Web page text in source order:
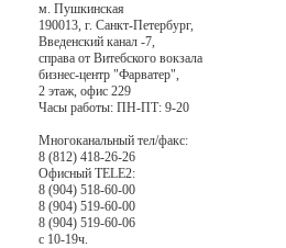
м. Пушкинская
190013, г. Санкт-Петербург,
Введенский канал -7,
справа от Витебского вокзала
бизнес-центр "Фарватер",
2 этаж, офис 229
Часы работы: ПН-ПТ: 9-20
Многоканальный тел/факс:
8 (812) 418-26-26
Офисный TELE2:
8 (904) 518-60-00
8 (904) 519-60-00
8 (904) 519-60-06
с 10-19ч.